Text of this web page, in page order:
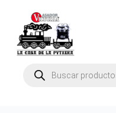
Búsqueda